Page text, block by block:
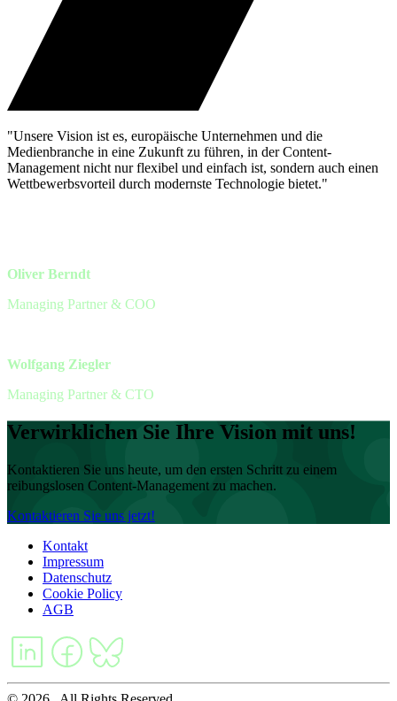
"Unsere Vision ist es, europäische Unternehmen und die
Medienbranche in eine Zukunft zu führen, in der Content-
Management nicht nur flexibel und einfach ist, sondern auch einen
Wettbewerbsvorteil durch modernste Technologie bietet."
Oliver Berndt
Managing Partner & COO
Wolfgang Ziegler
Managing Partner & CTO
Verwirklichen Sie Ihre Vision mit uns!
Kontaktieren Sie uns heute, um den ersten Schritt zu einem
reibungslosen Content-Management zu machen.
Kontaktieren Sie uns jetzt!
Kontakt
Impressum
Datenschutz
Cookie Policy
AGB